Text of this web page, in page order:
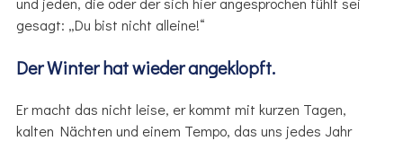
gesagt: „Du bist nicht alleine!“
Der Winter hat wieder angeklopft.
Er macht das nicht leise, er kommt mit kurzen Tagen,
kalten Nächten und einem Tempo, das uns jedes Jahr